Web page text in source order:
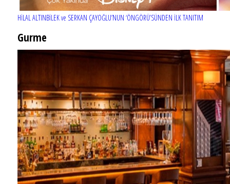
HİLAL ALTINBİLEK ve SERKAN ÇAYOĞLU’NUN ‘ÖNGÖRÜ’SÜNDEN İLK TANITIM
Gurme
EĞLENCE HAYATINA YENİ SOLUK: Gabbro Dream Theatre